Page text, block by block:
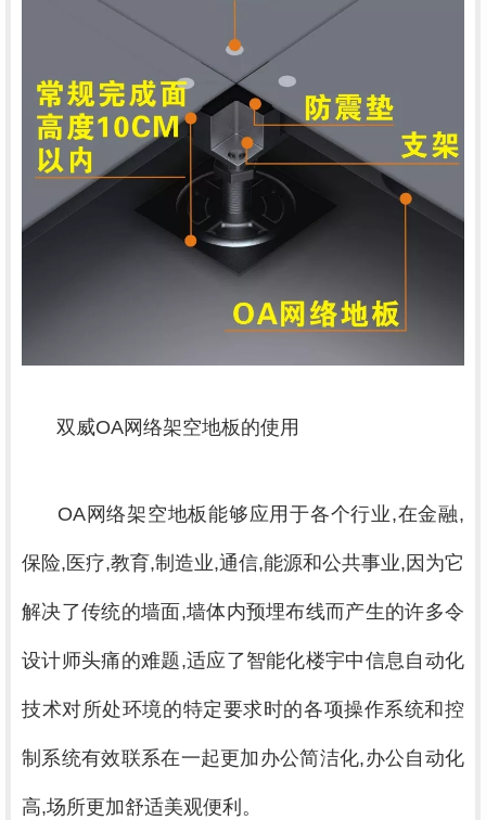
双威OA网络架空地板的使用
OA网络架空地板能够应用于各个行业,在金融,
保险,医疗,教育,制造业,通信,能源和公共事业,因为它
解决了传统的墙面,墙体内预埋布线而产生的许多令
设计师头痛的难题,适应了智能化楼宇中信息自动化
技术对所处环境的特定要求时的各项操作系统和控
制系统有效联系在一起更加办公简洁化,办公自动化
高,场所更加舒适美观便利。